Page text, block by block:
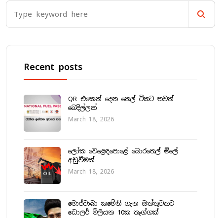
Recent posts
QR එකෙන් දෙන තෙල් ටිකට තවත්
බෙදිල්ලක්
March 18, 2026
ලෝක වෙළෙඳපොළේ බොරතෙල් මිලේ
අඩුවීමක්
March 18, 2026
මොජ්ටාබා කමේනි ගැන ඔත්තුවකට
ඩොලර් මිලියන 10ක තෑග්ගක්